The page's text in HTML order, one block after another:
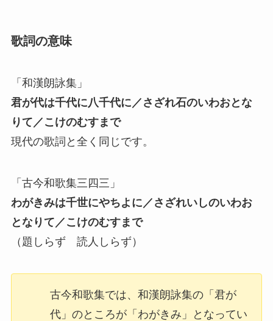
歌詞の意味
「和漢朗詠集」
君が代は千代に八千代に／さざれ石のいわおとな
りて／こけのむすまで
現代の歌詞と全く同じです。
「古今和歌集三四三」
わがきみは千世にやちよに／ さざれいしのいわお
となりて／ こけのむすまで
（題しらず 読人しらず）
古今和歌集では、和漢朗詠集の「君が
代」のところが「わがきみ」となってい